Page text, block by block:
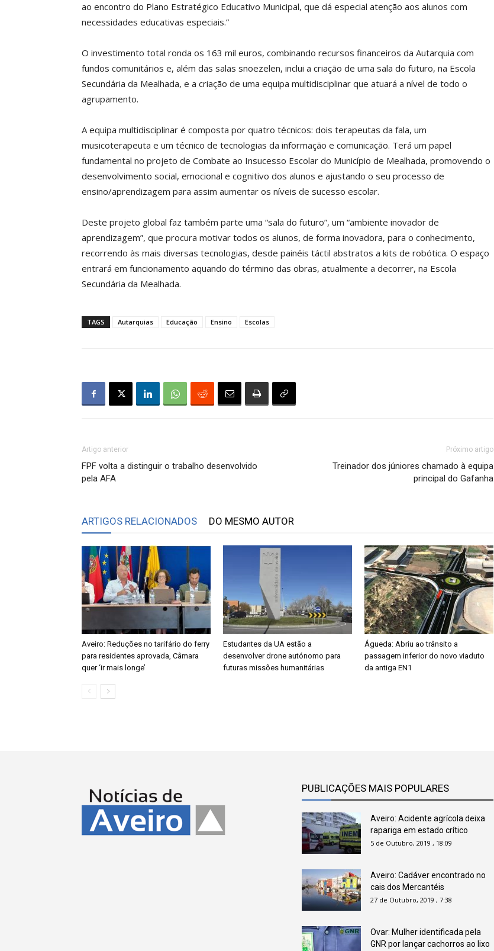
ao encontro do Plano Estratégico Educativo Municipal, que dá especial atenção aos alunos com
necessidades educativas especiais.”
O investimento total ronda os 163 mil euros, combinando recursos financeiros da Autarquia com
fundos comunitários e, além das salas snoezelen, inclui a criação de uma sala do futuro, na Escola
Secundária da Mealhada, e a criação de uma equipa multidisciplinar que atuará a nível de todo o
agrupamento.
A equipa multidisciplinar é composta por quatro técnicos: dois terapeutas da fala, um
musicoterapeuta e um técnico de tecnologias da informação e comunicação. Terá um papel
fundamental no projeto de Combate ao Insucesso Escolar do Município de Mealhada, promovendo o
desenvolvimento social, emocional e cognitivo dos alunos e ajustando o seu processo de
ensino/aprendizagem para assim aumentar os níveis de sucesso escolar.
Deste projeto global faz também parte uma “sala do futuro”, um “ambiente inovador de
aprendizagem”, que procura motivar todos os alunos, de forma inovadora, para o conhecimento,
recorrendo às mais diversas tecnologias, desde painéis táctil abstratos a kits de robótica. O espaço
entrará em funcionamento aquando do término das obras, atualmente a decorrer, na Escola
Secundária da Mealhada.
TAGS Autarquias Educação Ensino Escolas
Artigo anterior
FPF volta a distinguir o trabalho desenvolvido
pela AFA
Próximo artigo
Treinador dos júniores chamado à equipa
principal do Gafanha
ARTIGOS RELACIONADOS DO MESMO AUTOR
Aveiro: Reduções no tarifário do ferry
para residentes aprovada, Câmara
quer ‘ir mais longe’
Estudantes da UA estão a
desenvolver drone autónomo para
futuras missões humanitárias
Águeda: Abriu ao trânsito a
passagem inferior do novo viaduto
da antiga EN1
PUBLICAÇÕES MAIS POPULARES
Aveiro: Acidente agrícola deixa
rapariga em estado crítico
5 de Outubro, 2019 , 18:09
Aveiro: Cadáver encontrado no
cais dos Mercantéis
27 de Outubro, 2019 , 7:38
Ovar: Mulher identificada pela
GNR por lançar cachorros ao lixo